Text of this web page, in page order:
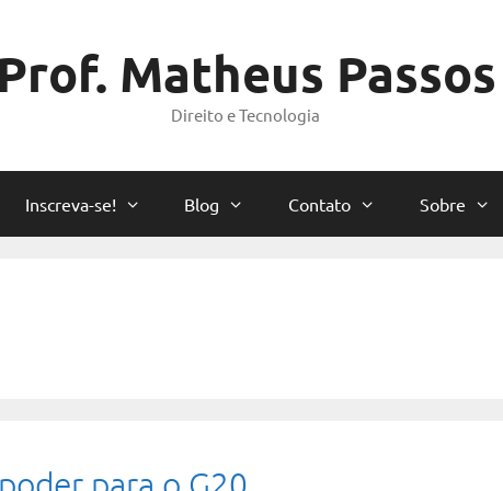
Prof. Matheus Passos
Direito e Tecnologia
Inscreva-se! Blog Contato Sobre